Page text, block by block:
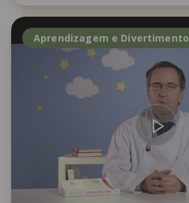
Aprendizagem e Divertimento